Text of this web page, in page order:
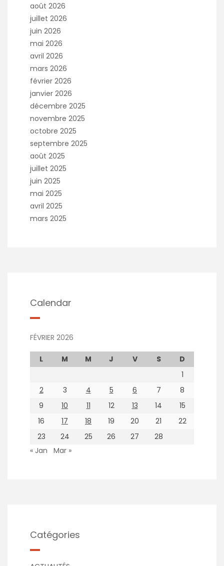
août 2026
juillet 2026
juin 2026
mai 2026
avril 2026
mars 2026
février 2026
janvier 2026
décembre 2025
novembre 2025
octobre 2025
septembre 2025
août 2025
juillet 2025
juin 2025
mai 2025
avril 2025
mars 2025
Calendar
FÉVRIER 2026
L M M J V S
D
1
2
3 4 5 6 7
8
9
10 11 12 13 14
15
16
17 18 19 20 21
22
23
24 25 26 27
28
« Jan
Mar »
Catégories